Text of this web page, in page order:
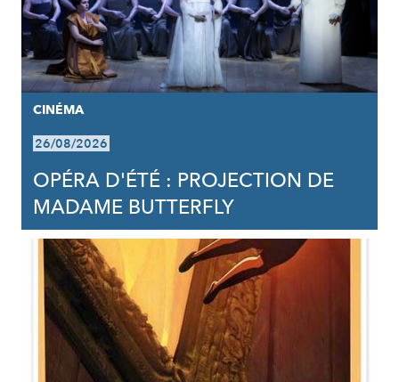
CINÉMA
26/08/2026
OPÉRA D'ÉTÉ : PROJECTION DE
MADAME BUTTERFLY